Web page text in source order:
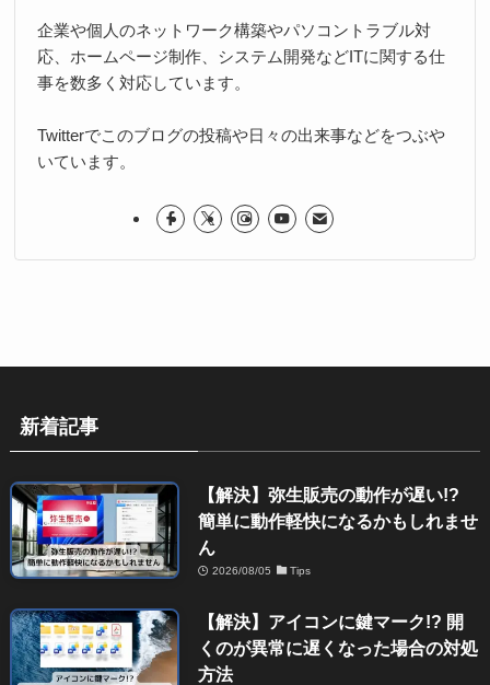
企業や個人のネットワーク構築やパソコントラブル対
応、ホームページ制作、システム開発などITに関する仕
事を数多く対応しています。
Twitterでこのブログの投稿や日々の出来事などをつぶや
いています。
新着記事
【解決】弥生販売の動作が遅い!?
簡単に動作軽快になるかもしれませ
ん
2026/08/05 Tips
【解決】アイコンに鍵マーク!? 開
くのが異常に遅くなった場合の対処
方法